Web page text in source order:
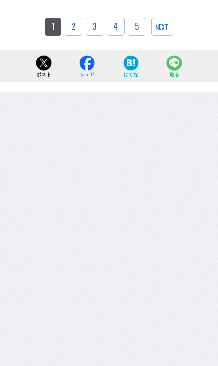
1 2 3 4 5 NEXT
ポスト シェア はてな 送る